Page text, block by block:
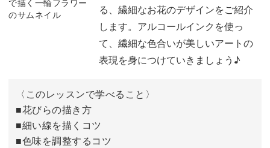
具体的なポイントは、
◆細い線を描くコツ
◆色味を調整するコツ
◆バランスの取り方
る、繊細なお花のデザインをご紹介
します。アルコールインクを使っ
て、繊細な色合いが美しいアートの
表現を身につけていきましょう♪
〈このレッスンで学べること〉
■花びらの描き方
■細い線を描くコツ
■色味を調整するコツ